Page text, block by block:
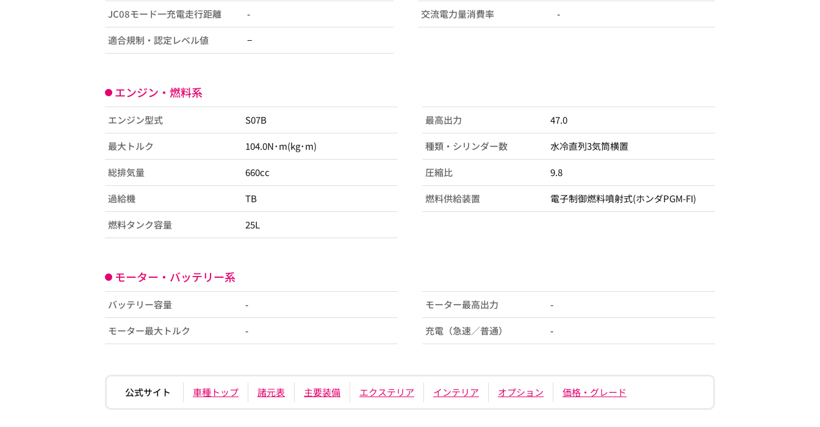
JC08モード一充電走行距離 - 交流電力量消費率 -
適合規制・認定レベル値 −
エンジン・燃料系
エンジン型式 S07B 最高出力 47.0
最大トルク 104.0N･m(kg･m) 種類・シリンダー数 水冷直列3気筒横置
総排気量 660cc 圧縮比 9.8
過給機 TB 燃料供給装置 電子制御燃料噴射式(ホンダPGM-FI)
燃料タンク容量 25L
モーター・バッテリー系
バッテリー容量 - モーター最高出力 -
モーター最大トルク - 充電（急速／普通） -
公式サイト 車種トップ 諸元表 主要装備 エクステリア インテリア オプション 価格・グレード